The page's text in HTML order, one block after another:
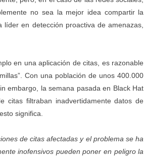
no sea la mejor idea compartir la
líder en detección proactiva de amenazas,
en una aplicación de citas, es razonable
Con una población de unos 400.000
embargo, la semana pasada en Black Hat
citas filtraban inadvertidamente datos de
significa.
de citas afectadas y el problema se ha
inofensivos pueden poner en peligro la